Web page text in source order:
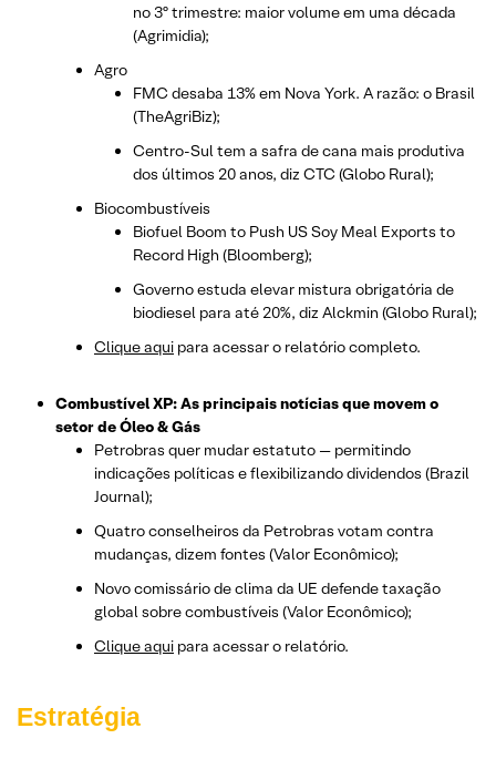
no 3º trimestre: maior volume em uma década
(Agrimidia);
Agro
FMC desaba 13% em Nova York. A razão: o Brasil
(TheAgriBiz);
Centro-Sul tem a safra de cana mais produtiva
dos últimos 20 anos, diz CTC (Globo Rural);
Biocombustíveis
Biofuel Boom to Push US Soy Meal Exports to
Record High (Bloomberg);
Governo estuda elevar mistura obrigatória de
biodiesel para até 20%, diz Alckmin (Globo Rural);
Clique aqui para acessar o relatório completo.
Combustível XP: As principais notícias que movem o
setor de Óleo & Gás
Petrobras quer mudar estatuto — permitindo
indicações políticas e flexibilizando dividendos (Brazil
Journal);
Quatro conselheiros da Petrobras votam contra
mudanças, dizem fontes (Valor Econômico);
Novo comissário de clima da UE defende taxação
global sobre combustíveis (Valor Econômico);
Clique aqui para acessar o relatório.
Estratégia